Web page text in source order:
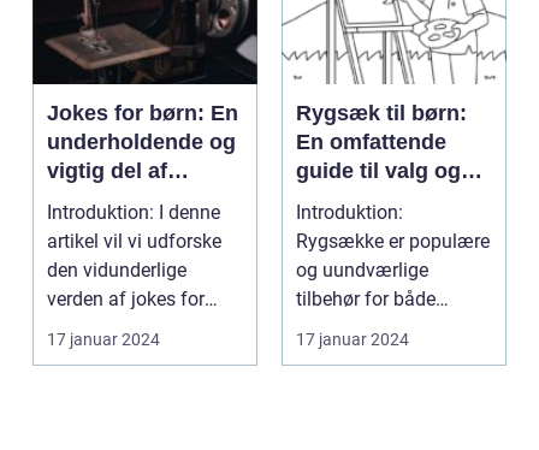
Jokes for børn: En
underholdende og
vigtig del af
barndommen
Introduktion: I denne
artikel vil vi udforske
den vidunderlige
verden af jokes for
børn og diskuter...
17 januar 2024
Rygsæk til børn:
En omfattende
guide til valg og
udvikling gennem
tiden
Introduktion:
Rygsække er populære
og uundværlige
tilbehør for både
voksne og børn. Når
det kommer t...
17 januar 2024